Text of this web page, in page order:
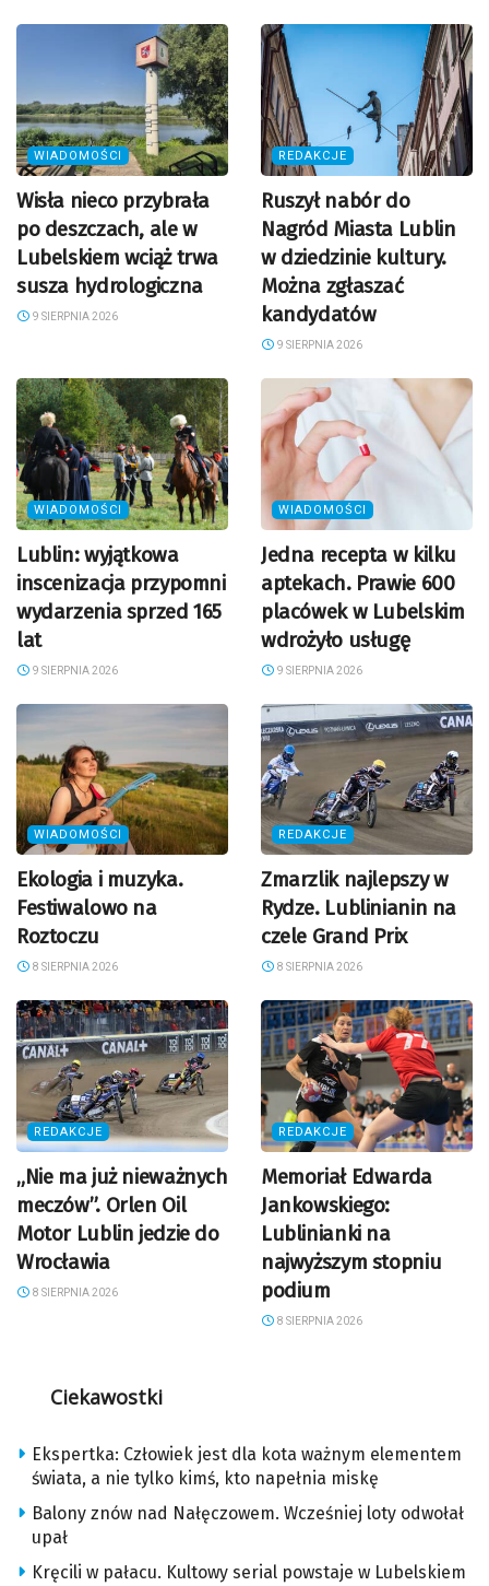
WIADOMOŚCI
Wisła nieco przybrała
po deszczach, ale w
Lubelskiem wciąż trwa
susza hydrologiczna
9 SIERPNIA 2026
REDAKCJE
Ruszył nabór do
Nagród Miasta Lublin
w dziedzinie kultury.
Można zgłaszać
kandydatów
9 SIERPNIA 2026
WIADOMOŚCI
Lublin: wyjątkowa
inscenizacja przypomni
wydarzenia sprzed 165
lat
9 SIERPNIA 2026
WIADOMOŚCI
Jedna recepta w kilku
aptekach. Prawie 600
placówek w Lubelskim
wdrożyło usługę
9 SIERPNIA 2026
WIADOMOŚCI
Ekologia i muzyka.
Festiwalowo na
Roztoczu
8 SIERPNIA 2026
REDAKCJE
Zmarzlik najlepszy w
Rydze. Lublinianin na
czele Grand Prix
8 SIERPNIA 2026
REDAKCJE
„Nie ma już nieważnych
meczów”. Orlen Oil
Motor Lublin jedzie do
Wrocławia
8 SIERPNIA 2026
REDAKCJE
Memoriał Edwarda
Jankowskiego:
Lublinianki na
najwyższym stopniu
podium
8 SIERPNIA 2026
Ciekawostki
Ekspertka: Człowiek jest dla kota ważnym elementem
świata, a nie tylko kimś, kto napełnia miskę
Balony znów nad Nałęczowem. Wcześniej loty odwołał
upał
Kręcili w pałacu. Kultowy serial powstaje w Lubelskiem